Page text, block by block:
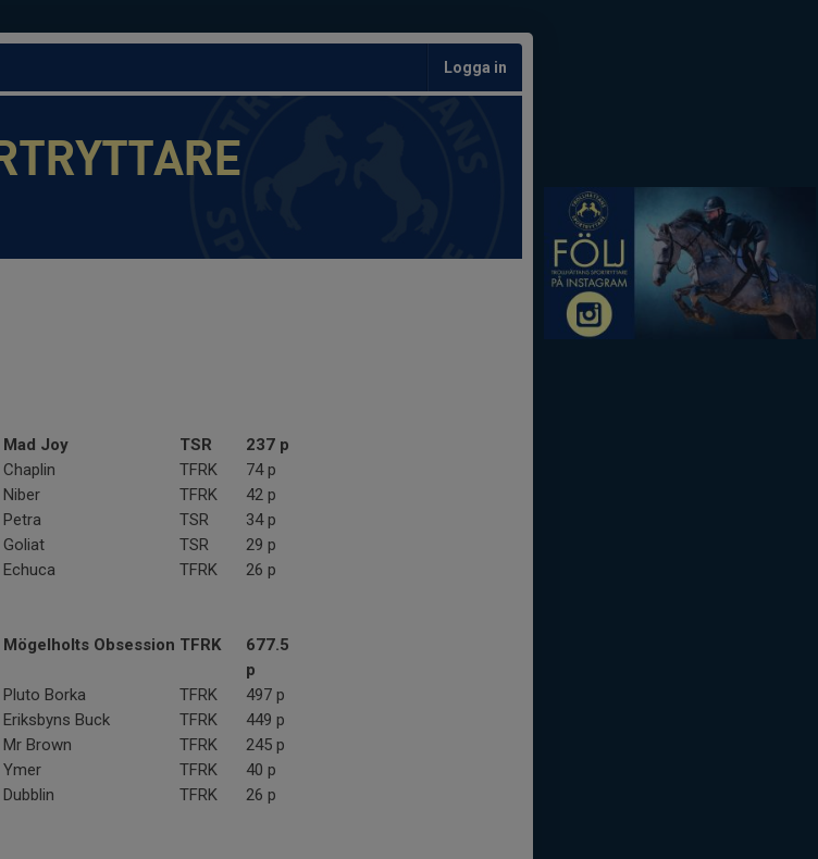
Logga in
Mad Joy TSR
237 p
Chaplin TFRK
74 p
Niber TFRK
42 p
Petra TSR
34 p
Goliat TSR
29 p
Echuca TFRK 26 p
Mögelholts Obsession TFRK
677.5
p
Pluto Borka TFRK
497 p
Eriksbyns Buck TFRK
449 p
Mr Brown TFRK
245 p
Ymer TFRK
40 p
Dubblin TFRK 26 p